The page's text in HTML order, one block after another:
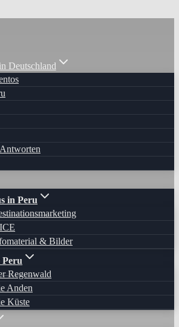
Deutschland
in Peru
& Bilder
Peru
Regenwald
Anden
Küste